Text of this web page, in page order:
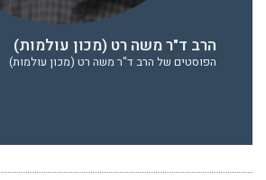
הרב ד"ר משה רט (מכון עולמות)
הפוסטים של הרב ד"ר משה רט (מכון עולמות)